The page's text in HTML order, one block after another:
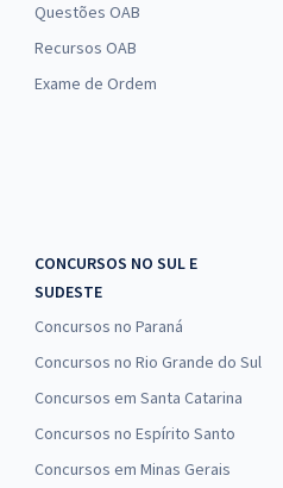
Questões OAB
Recursos OAB
Exame de Ordem
CONCURSOS NO SUL E
SUDESTE
Concursos no Paraná
Concursos no Rio Grande do Sul
Concursos em Santa Catarina
Concursos no Espírito Santo
Concursos em Minas Gerais